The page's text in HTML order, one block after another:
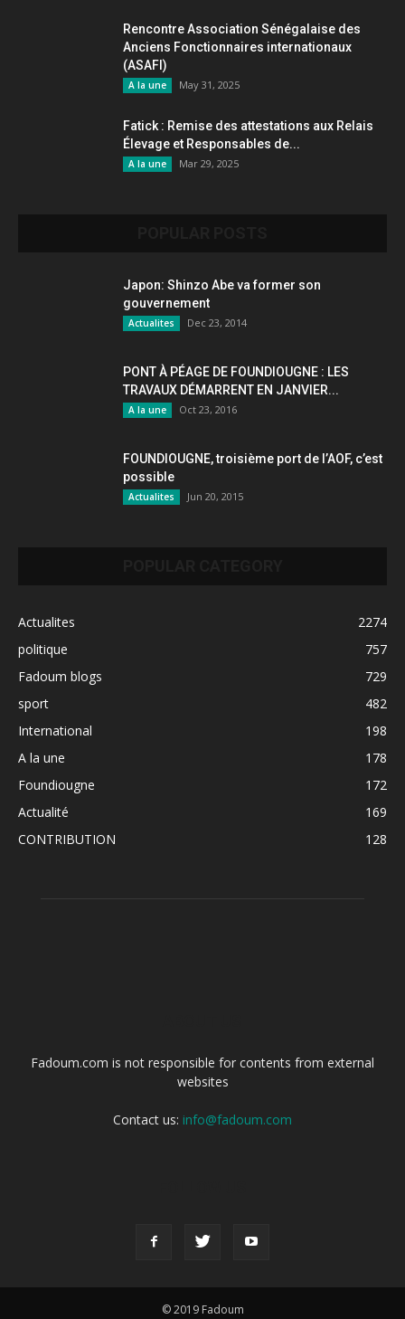
Rencontre Association Sénégalaise des
Anciens Fonctionnaires internationaux
(ASAFI)
A la une May 31, 2025
Fatick : Remise des attestations aux Relais
Élevage et Responsables de...
A la une Mar 29, 2025
Japon: Shinzo Abe va former son
gouvernement
Actualites Dec 23, 2014
PONT À PÉAGE DE FOUNDIOUGNE : LES
TRAVAUX DÉMARRENT EN JANVIER...
A la une Oct 23, 2016
FOUNDIOUGNE, troisième port de l’AOF, c’est
possible
Actualites Jun 20, 2015
Actualites
2274
politique
757
Fadoum blogs
729
sport
482
International
198
A la une
178
Foundiougne
172
Actualité
169
CONTRIBUTION
128
Fadoum.com is not responsible for contents from external
websites
Contact us: info@fadoum.com
© 2019 Fadoum